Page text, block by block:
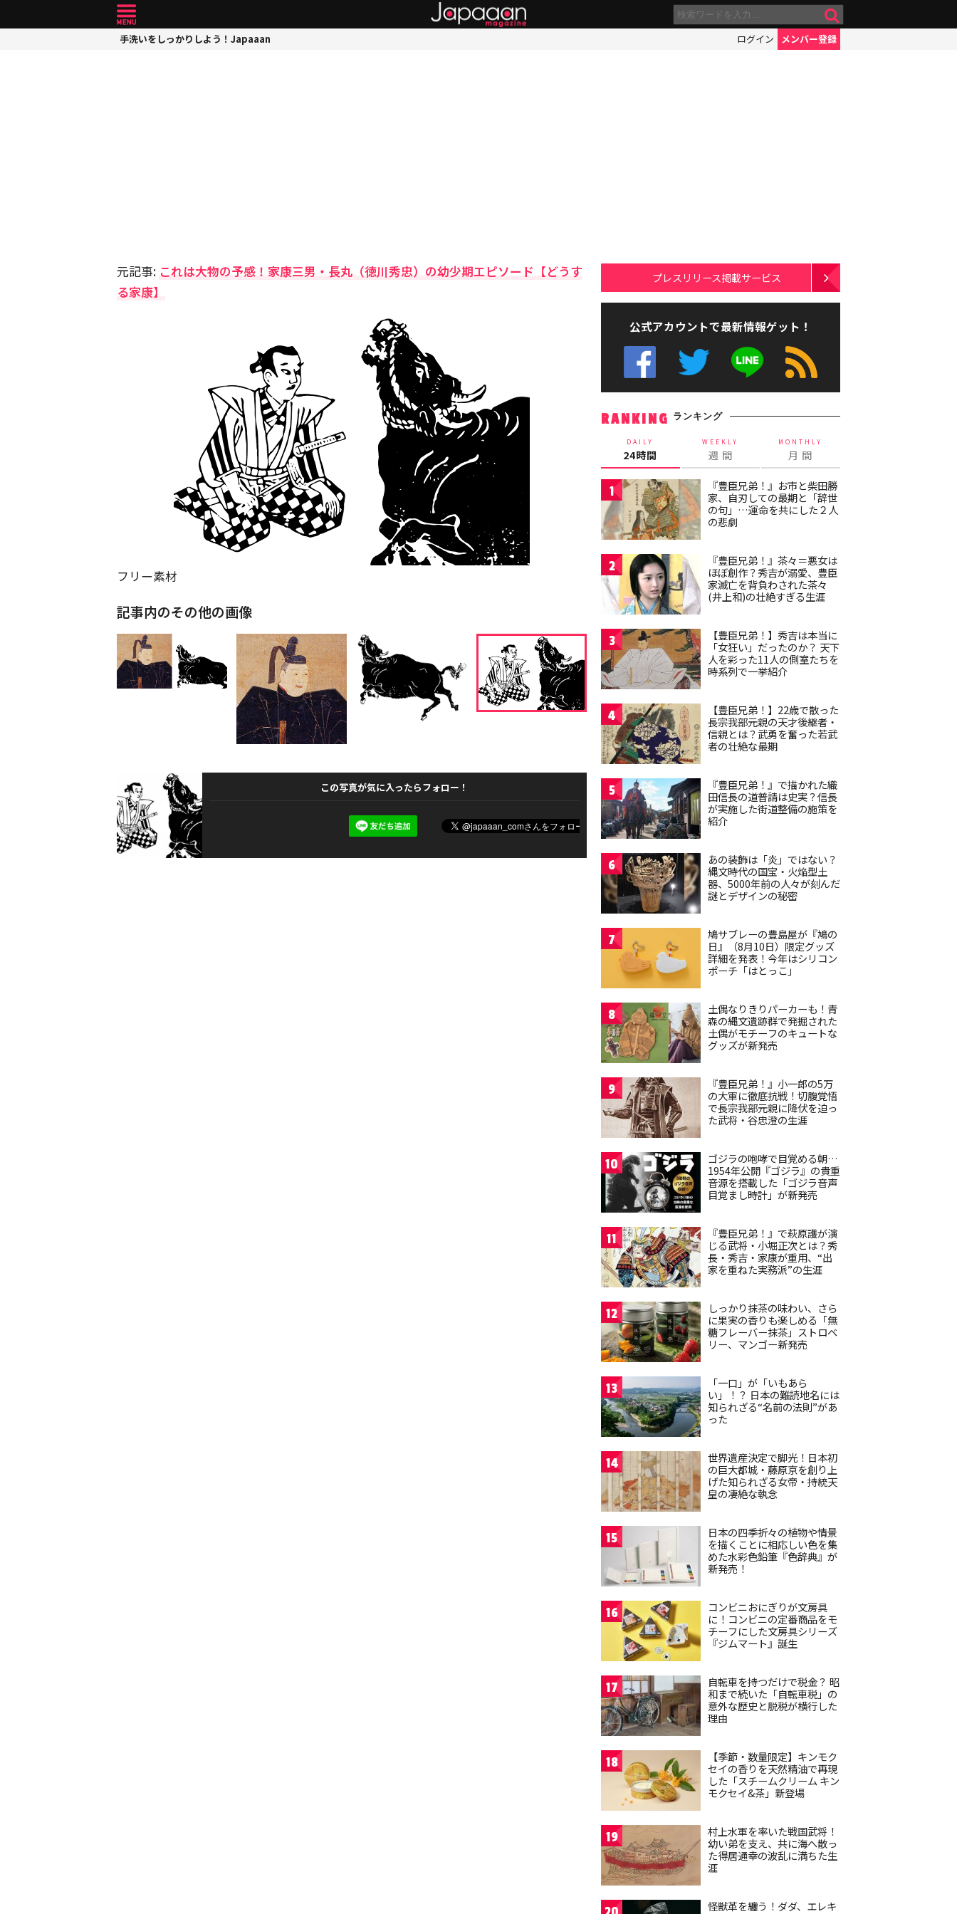
手洗いをしっかりしよう！Japaaan ログイン メンバー登録
元記事: これは大物の予感！家康三男・長丸（徳川秀忠）の幼少期エピソード【どうす
る家康】
フリー素材
記事内のその他の画像
この写真が気に入ったらフォロー！
プレスリリース掲載サービス
公式アカウントで最新情報ゲット！
RANKING ランキング
DAILY
24時間
WEEKLY
週 間
MONTHLY
月 間
1
『豊臣兄弟！』お市と柴田勝
家、自刃しての最期と「辞世
の句」…運命を共にした２人
の悲劇
2
『豊臣兄弟！』茶々＝悪女は
ほぼ創作？秀吉が溺愛、豊臣
家滅亡を背負わされた茶々
(井上和)の壮絶すぎる生涯
3
【豊臣兄弟！】秀吉は本当に
「女狂い」だったのか？ 天下
人を彩った11人の側室たちを
時系列で一挙紹介
4
【豊臣兄弟！】22歳で散った
長宗我部元親の天才後継者・
信親とは？武勇を奮った若武
者の壮絶な最期
5
『豊臣兄弟！』で描かれた織
田信長の道普請は史実？信長
が実施した街道整備の施策を
紹介
6
あの装飾は「炎」ではない？
縄文時代の国宝・火焔型土
器、5000年前の人々が刻んだ
謎とデザインの秘密
7
鳩サブレーの豊島屋が『鳩の
日』（8月10日）限定グッズ
詳細を発表！今年はシリコン
ポーチ「はとっこ」
8
土偶なりきりパーカーも！青
森の縄文遺跡群で発掘された
土偶がモチーフのキュートな
グッズが新発売
9
『豊臣兄弟！』小一郎の5万
の大軍に徹底抗戦！切腹覚悟
で長宗我部元親に降伏を迫っ
た武将・谷忠澄の生涯
10
ゴジラの咆哮で目覚める朝…
1954年公開『ゴジラ』の貴重
音源を搭載した「ゴジラ音声
目覚まし時計」が新発売
11
『豊臣兄弟！』で萩原護が演
じる武将・小堀正次とは？秀
長・秀吉・家康が重用、“出
家を重ねた実務派”の生涯
12
しっかり抹茶の味わい、さら
に果実の香りも楽しめる「無
糖フレーバー抹茶」ストロベ
リー、マンゴー新発売
13
「一口」が「いもあら
い」！？ 日本の難読地名には
知られざる“名前の法則”があ
った
14
世界遺産決定で脚光！日本初
の巨大都城・藤原京を創り上
げた知られざる女帝・持統天
皇の凄絶な執念
15
日本の四季折々の植物や情景
を描くことに相応しい色を集
めた水彩色鉛筆『色辞典』が
新発売！
16
コンビニおにぎりが文房具
に！コンビニの定番商品をモ
チーフにした文房具シリーズ
『ジムマート』誕生
17
自転車を持つだけで税金？ 昭
和まで続いた「自転車税」の
意外な歴史と脱税が横行した
理由
18
【季節・数量限定】キンモク
セイの香りを天然精油で再現
した「スチームクリーム キン
モクセイ&茶」新登場
19
村上水軍を率いた戦国武将！
幼い弟を支え、共に海へ散っ
た得居通幸の波乱に満ちた生
涯
怪獣革を纏う！ダダ、エレキ